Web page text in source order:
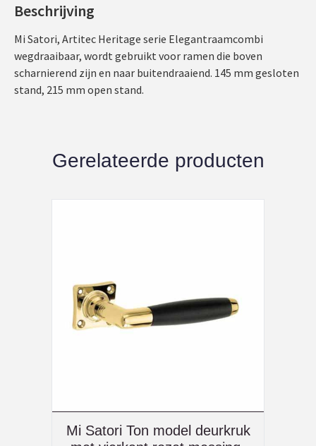
Beschrijving
Mi Satori, Artitec Heritage serie Elegantraamcombi
wegdraaibaar, wordt gebruikt voor ramen die boven
scharnierend zijn en naar buitendraaiend. 145 mm gesloten
stand, 215 mm open stand.
Gerelateerde producten
Mi Satori Ton model deurkruk